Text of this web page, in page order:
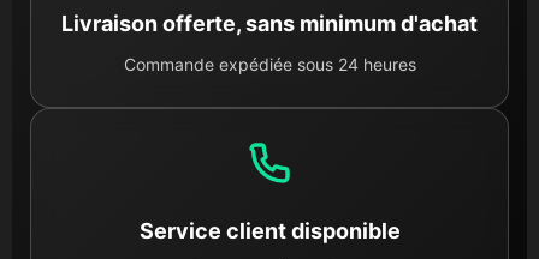
Livraison offerte, sans minimum d'achat
Commande expédiée sous 24 heures
Service client disponible